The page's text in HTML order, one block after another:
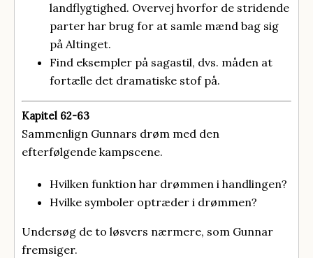
landflygtighed. Overvej hvorfor de stridende
parter har brug for at samle mænd bag sig
på Altinget.
Find eksempler på sagastil, dvs. måden at
fortælle det dramatiske stof på.
Kapitel 62-63
Sammenlign Gunnars drøm med den
efterfølgende kampscene.
Hvilken funktion har drømmen i handlingen?
Hvilke symboler optræder i drømmen?
Undersøg de to løsvers nærmere, som Gunnar
fremsiger.